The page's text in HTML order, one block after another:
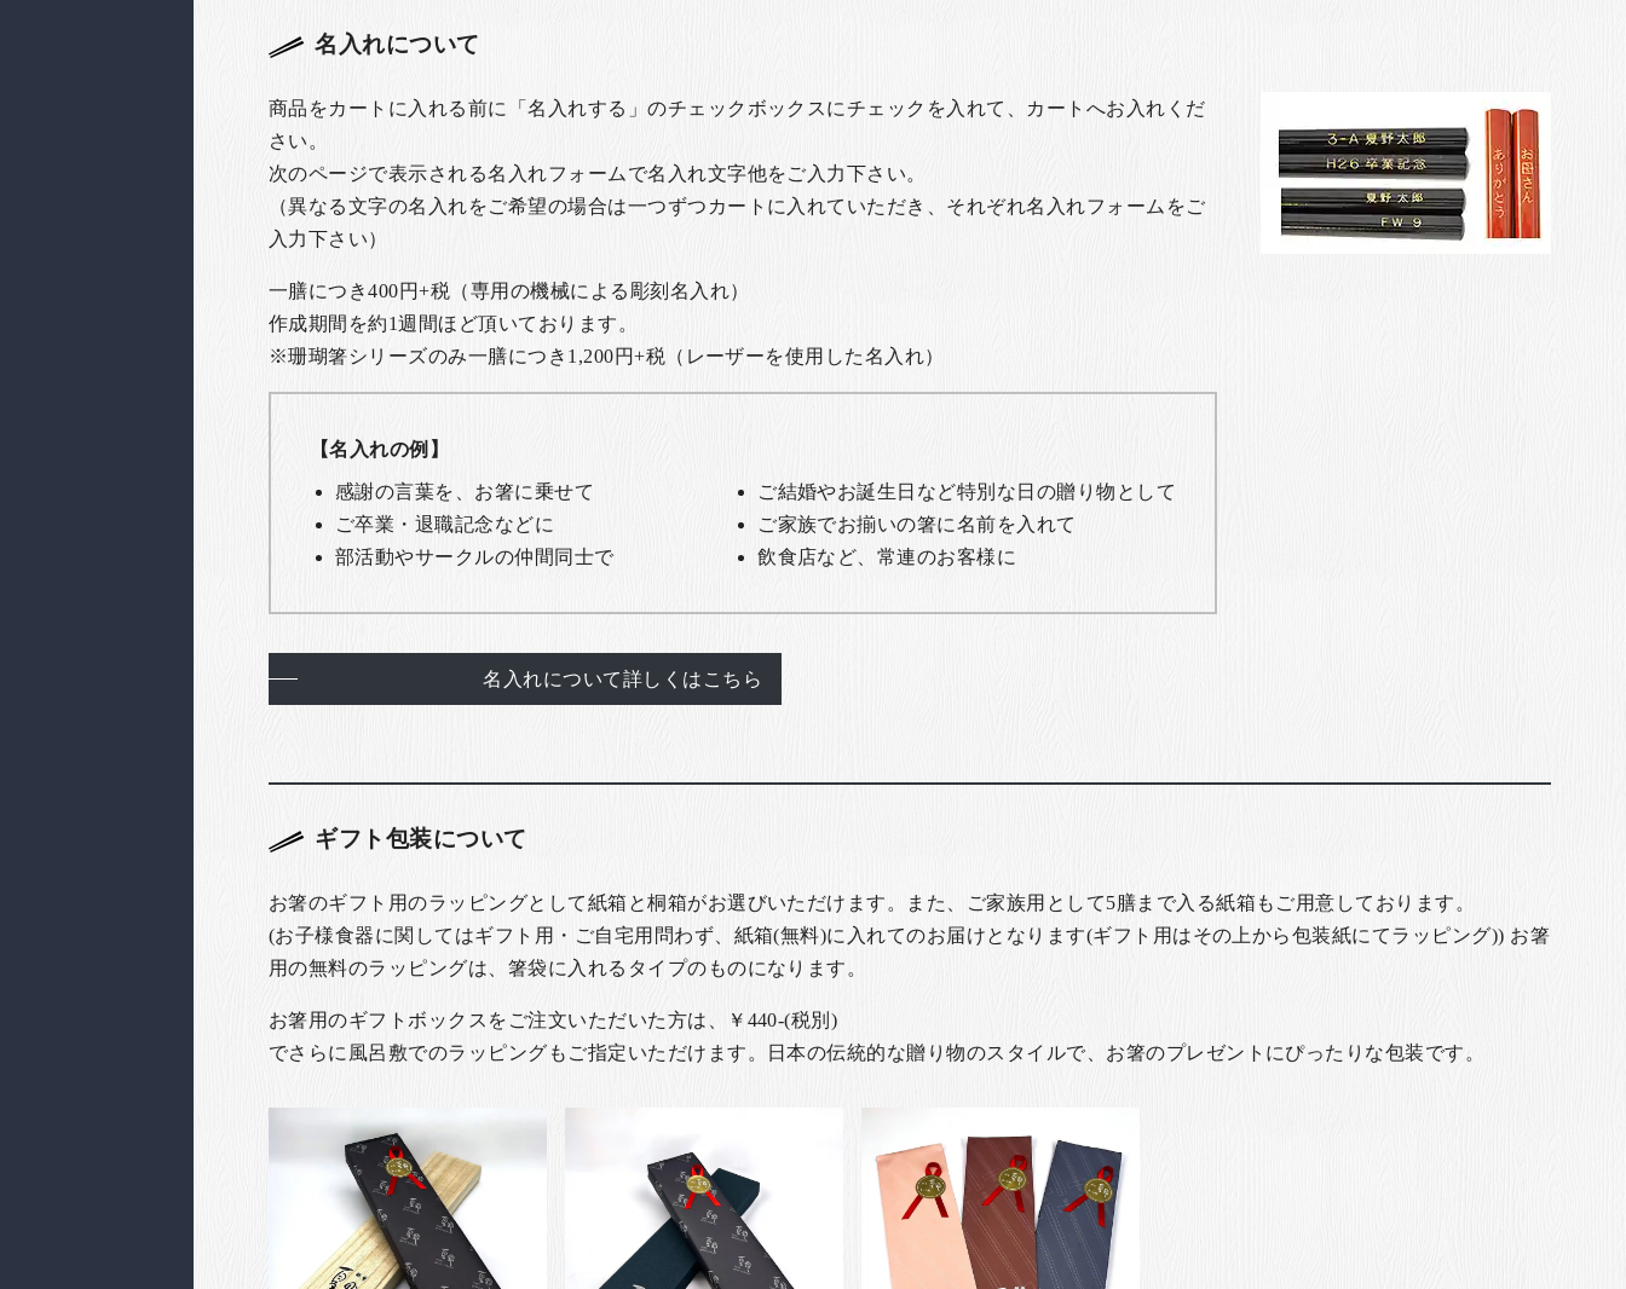
名入れについて
商品をカートに入れる前に「名入れする」のチェックボックスにチェックを入れて、カートへお入れくだ
さい。
次のページで表示される名入れフォームで名入れ文字他をご入力下さい。
（異なる文字の名入れをご希望の場合は一つずつカートに入れていただき、それぞれ名入れフォームをご
入力下さい）
一膳につき400円+税（専用の機械による彫刻名入れ）
作成期間を約1週間ほど頂いております。
※珊瑚箸シリーズのみ一膳につき1,200円+税 （レーザーを使用した名入れ）
【名入れの例】
感謝の言葉を、お箸に乗せて
ご結婚やお誕生日など特別な日の贈り物として
ご卒業・退職記念などに
ご家族でお揃いの箸に名前を入れて
部活動やサークルの仲間同士で
飲食店など、常連のお客様に
名入れについて詳しくはこちら
ギフト包装について
お箸のギフト用のラッピングとして紙箱と桐箱がお選びいただけます。また、ご家族用として5膳まで入る紙箱もご用意しております。
(お子様食器に関してはギフト用・ご自宅用問わず、紙箱(無料)に入れてのお届けとなります(ギフト用はその上から包装紙にてラッピング)) お箸
用の無料のラッピングは、箸袋に入れるタイプのものになります。
お箸用のギフトボックスをご注文いただいた方は、￥440-(税別)
でさらに風呂敷でのラッピングもご指定いただけます。日本の伝統的な贈り物のスタイルで、お箸のプレゼントにぴったりな包装です。